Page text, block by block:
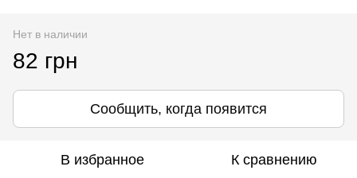
Нет в наличии
82 грн
Сообщить, когда появится
В избранное К сравнению